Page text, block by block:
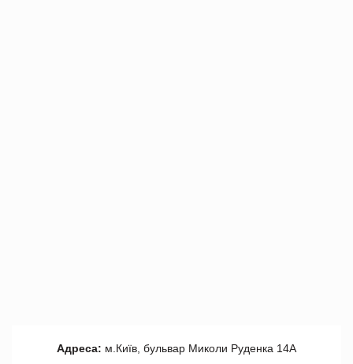
Адреса: м.Київ, бульвар Миколи Руденка 14А